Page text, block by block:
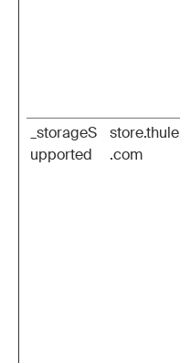
_storageS
upported
store.thule
.com